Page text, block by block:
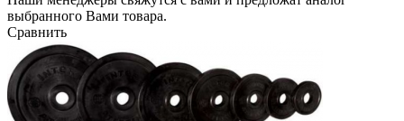
выбранного Вами товара.
Сравнить